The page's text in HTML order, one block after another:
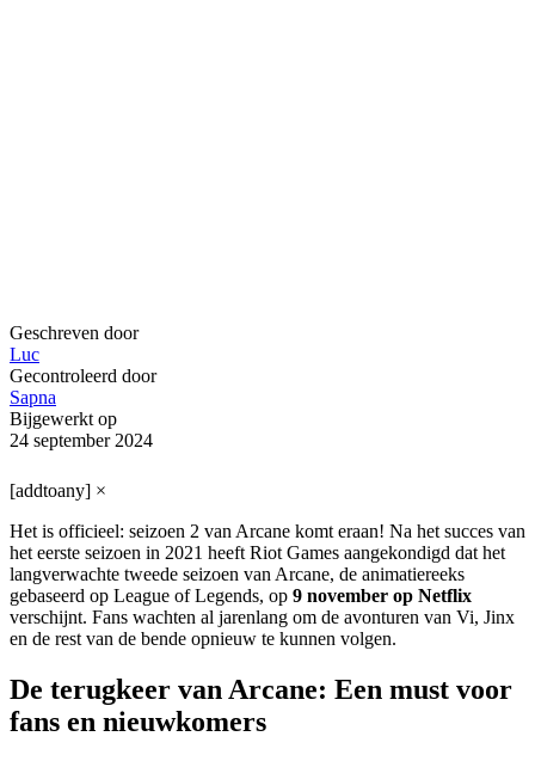
Geschreven door
Luc
Gecontroleerd door
Sapna
Bijgewerkt op
24 september 2024
[addtoany] ×
Het is officieel: seizoen 2 van Arcane komt eraan! Na het succes van
het eerste seizoen in 2021 heeft Riot Games aangekondigd dat het
langverwachte tweede seizoen van Arcane, de animatiereeks
gebaseerd op League of Legends, op 9 november op Netflix
verschijnt. Fans wachten al jarenlang om de avonturen van Vi, Jinx
en de rest van de bende opnieuw te kunnen volgen.
De terugkeer van Arcane: Een must voor
fans en nieuwkomers